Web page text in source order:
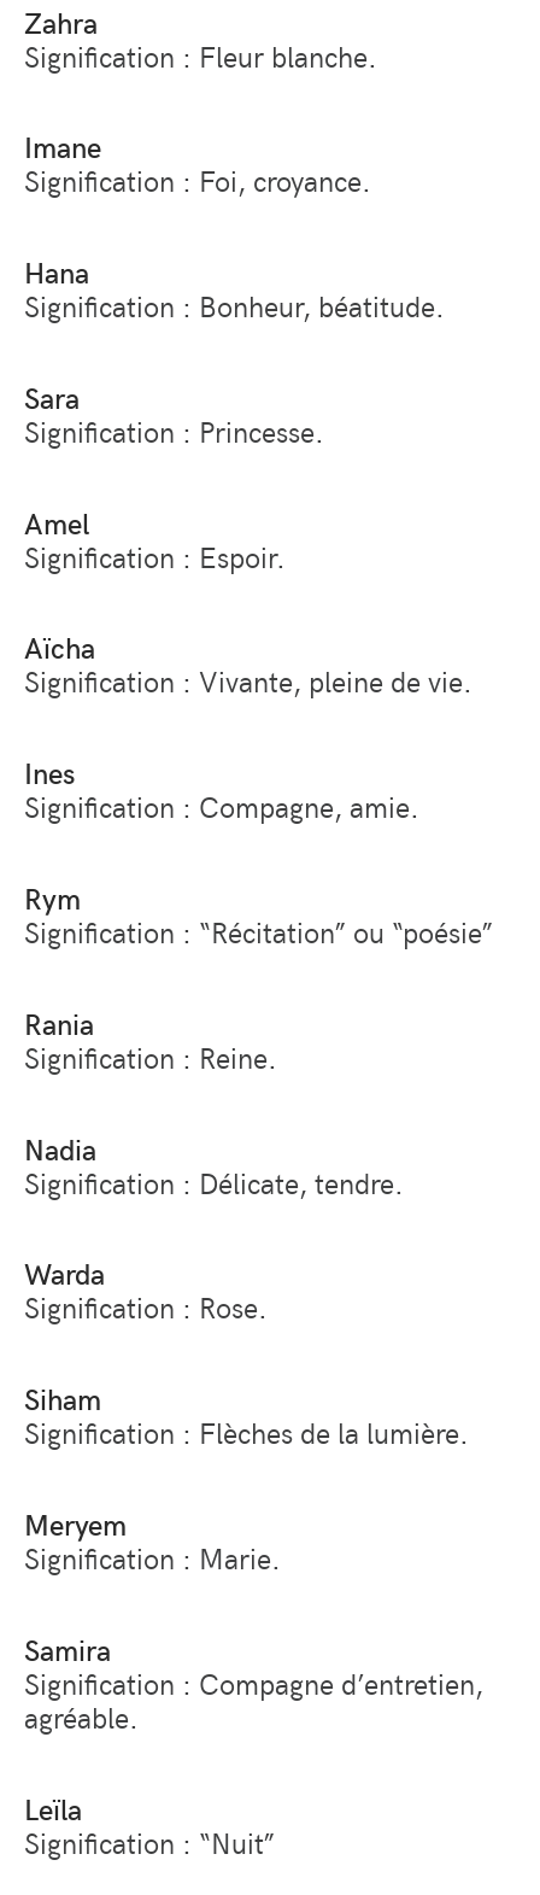
Zahra
Signification : Fleur blanche.
Imane
Signification : Foi, croyance.
Hana
Signification : Bonheur, béatitude.
Sara
Signification : Princesse.
Amel
Signification : Espoir.
Aïcha
Signification : Vivante, pleine de vie.
Ines
Signification : Compagne, amie.
Rym
Signification : “Récitation” ou “poésie”
Rania
Signification : Reine.
Nadia
Signification : Délicate, tendre.
Warda
Signification : Rose.
Siham
Signification : Flèches de la lumière.
Meryem
Signification : Marie.
Samira
Signification : Compagne d’entretien,
agréable.
Leïla
Signification : “Nuit”